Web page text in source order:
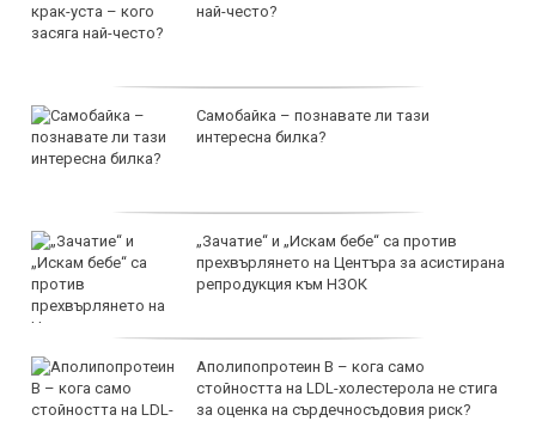
най-често?
Самобайка – познавате ли тази
интересна билка?
„Зачатие“ и „Искам бебе“ са против
прехвърлянето на Центъра за асистирана
репродукция към НЗОК
Аполипопротеин B – кога само
стойността на LDL-холестерола не стига
за оценка на сърдечносъдовия риск?